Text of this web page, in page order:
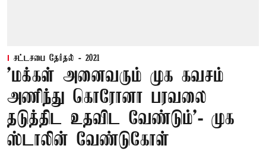
சட்டசபை தேர்தல் - 2021
'மக்கள் அனைவரும் முக கவசம்
அணிந்து கொரோனா பரவலை
தடுத்திட உதவிட வேண்டும்'- முக
ஸ்டாலின் வேண்டுகோள்